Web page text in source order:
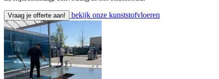
Vraag je offerte aan! bekijk onze kunststofvloeren